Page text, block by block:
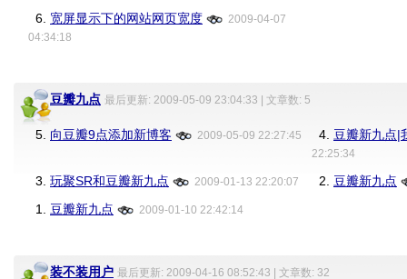
6. 宽屏显示下的网站网页宽度
2009-04-07
04:34:18
豆瓣九点 最后更新: 2009-05-09 23:04:33 | 文章数: 5
5. 向豆瓣9点添加新博客 2009-05-09 22:27:45 4. 豆瓣新九点|
22:25:34
3. 玩聚SR和豆瓣新九点 2009-01-13 22:20:07 2.
豆瓣新九点
1.
豆瓣新九点 2009-01-10 22:42:14
装不装用户 最后更新: 2009-04-16 08:52:43 | 文章数: 32